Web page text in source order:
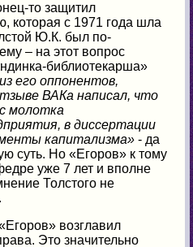
то защитил
которая с 1971 года шла
Ю.К. был по-
– на этот вопрос
библиотекарша»
его оппонентов,
ВАКа написал, что
молотка
в диссертации
капитализма»- да
суть. Но «Егоров» к тому
уже 7 лет и вполне
Толстого не
возглавил
Это значительно